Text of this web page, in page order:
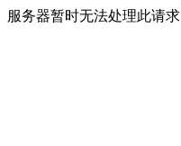
服务器暂时无法处理此请求